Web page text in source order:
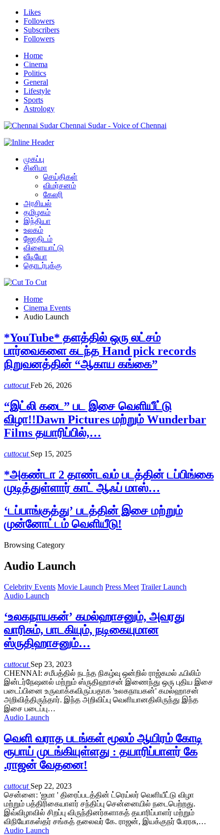
Likes
Followers
Subscribers
Followers
Home
Cinema
Politics
General
Lifestyle
Sports
Astrology
Chennai Sudar - Voice of Chennai
முகப்பு
சினிமா
செய்திகள்
விமர்சனம்
கேலரி
அரசியல்
தமிழகம்
இந்தியா
உலகம்
ஜோதிடம்
விளையாட்டு
வீடியோ
தொடர்புக்கு
Home
Cinema Events
Audio Launch
*YouTube* தளத்தில் ஒரு லட்சம்
பார்வைகளை கடந்த Hand pick records
நிறுவனத்தின் “ஆகாய கங்கை”
cuttocutFeb 26, 2026
“இட்லி கடை” பட இசை வெளியீட்டு
விழா!!Dawn Pictures மற்றும் Wunderbar
Films தயாரிப்பில்,…
cuttocut Sep 15, 2025
*அகண்டா 2 தாண்டவம் படத்தின் டப்பிங்கை
முடித்துள்ளார் காட் ஆஃப் மாஸ்…
‘டப்பாங்குத்து’ படத்தின் இசை மற்றும்
முன்னோட்டம் வெளியீடு!
Browsing Category
Audio Launch
Celebrity Events Movie Launch Press Meet Trailer Launch
Audio Launch
‘உலகநாயகன்’ கமல்ஹாசனும், அவரது
வாரிசும், பாடகியும், நடிகையுமான
ஸ்ருதிஹாசனும்…
cuttocut Sep 23, 2023
CHENNAI: சமீபத்தில் நடந்த நிகழ்வு ஒன்றில் ராஜ்கமல் ஃபிலிம்
இன்டர்நேஷனல் மற்றும் ஸ்ருதிஹாசன் இணைந்து ஒரு புதிய இசை
படைப்பினை உருவாக்கவிருப்பதாக 'உலகநாயகன்' கமல்ஹாசன்
அறிவித்திருந்தார். இந்த அறிவிப்பு வெளியானதிலிருந்து இந்த
இசை படைப்பு…
Audio Launch
வெளி வராத படங்கள் மூலம் ஆயிரம் கோடி
ரூபாய் முடங்கியுள்ளது : தயாரிப்பாளர் கே
.ராஜன் வேதனை!
cuttocut Sep 22, 2023
சென்னை: 'ஐமா ' திரைப்படத்தின் ட்ரெய்லர் வெளியீட்டு விழா
மற்றும் பத்திரிகையாளர் சந்திப்பு சென்னையில் நடைபெற்றது.
இவ்விழாவில் சிறப்பு விருந்தினர்களாகத் தயாரிப்பாளர் மற்றும்
விநியோகஸ்தர் சங்கத் தலைவர் கே. ராஜன், இயக்குநர் பேரரசு,…
Audio Launch